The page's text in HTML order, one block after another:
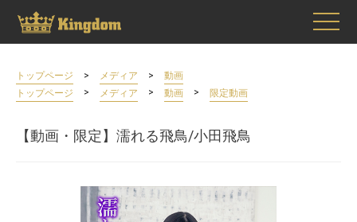
トップページ > メディア >
動画
トップページ
> メディア > 動画 > 限定動画
【動画・限定】濡れる飛鳥/小田飛鳥